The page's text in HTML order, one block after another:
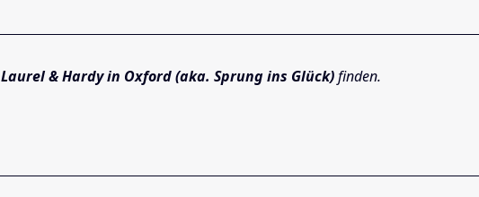
Laurel & Hardy in Oxford (aka. Sprung ins Glück)finden.